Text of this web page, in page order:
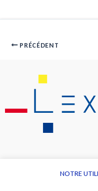
PRÉCÉDENT
NOTRE